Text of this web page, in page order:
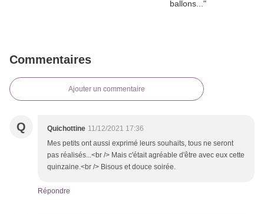
Commentaires
Ajouter un commentaire
Q Quichottine 11/12/2021 17:36
Mes petits ont aussi exprimé leurs souhaits, tous ne seront
pas réalisés...<br /> Mais c'était agréable d'être avec eux cette
quinzaine.<br /> Bisous et douce soirée.
Répondre